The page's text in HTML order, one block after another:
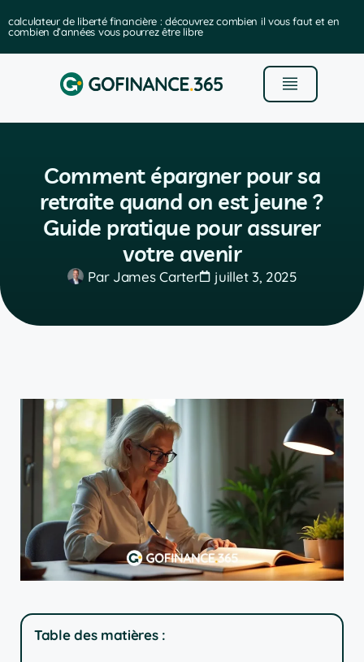
calculateur de liberté financière : découvrez combien il vous faut et en
combien d’années vous pourrez être libre
Comment épargner pour sa
retraite quand on est jeune ?
Guide pratique pour assurer
votre avenir
ParJames Carter juillet 3, 2025
Table des matières :